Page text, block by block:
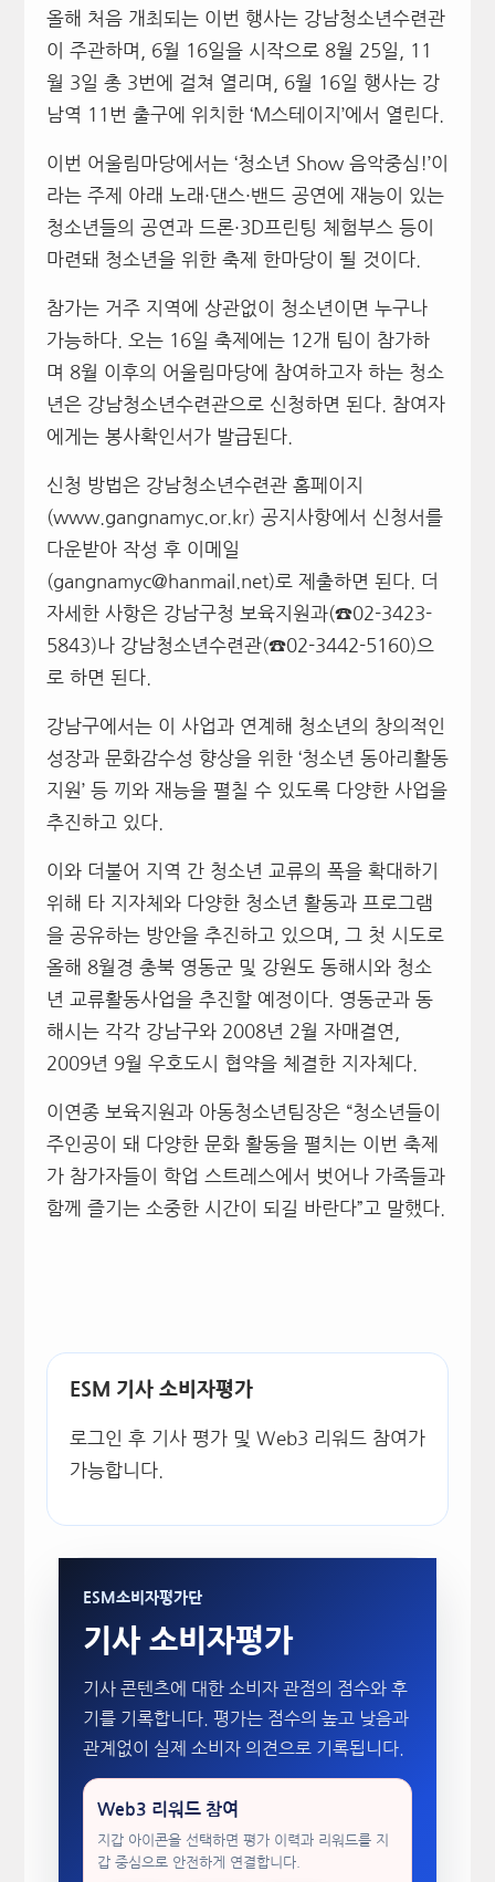
올해 처음 개최되는 이번 행사는 강남청소년수련관
이 주관하며
, 6월 16일을 시작으로 8월 25일
, 11
월 3일 총 3번에 걸쳐 열리며 , 6월 16일 행사는 강
남역 11 번 출구에 위치한 ‘M스테이지 ’에서 열린다.
이번 어울림마당에서는 ‘청소년 Show 음악중심 !’이
라는 주제 아래 노래·댄스·밴드 공연에 재능이 있는
청소년들의 공연과 드론·3D프린팅 체험부스 등이
마련돼 청소년을 위한 축제 한마당이 될 것이다.
참가는 거주 지역에 상관없이 청소년이면 누구나
가능하다. 오는 16일 축제에는 12개 팀이 참가하
며 8월 이후의 어울림마당에 참여하고자 하는 청소
년은 강남청소년수련관으로 신청하면 된다. 참여자
에게는 봉사확인서가 발급된다.
신청 방법은 강남청소년수련관 홈페이지
(www.gangnamyc.or.kr) 공지사항에서 신청서를
다운받아 작성 후 이메일
(gangnamyc@hanmail.net)로 제출하면 된다. 더
자세한 사항은 강남구청 보육지원과(☎02-3423-
5843)나 강남청소년수련관(☎02-3442-5160)으
로 하면 된다.
강남구에서는 이 사업과 연계해 청소년의 창의적인
성장과 문화감수성 향상을 위한 ‘청소년 동아리활동
지원’ 등 끼와 재능을 펼칠 수 있도록 다양한 사업을
추진하고 있다.
이와 더불어 지역 간 청소년 교류의 폭을 확대하기
위해 타 지자체와 다양한 청소년 활동과 프로그램
을 공유하는 방안을 추진하고 있으며
그 첫 시도로
올해 8월경 충북 영동군 및 강원도 동해시와 청소
년 교류활동사업을 추진할 예정이다. 영동군과 동
해시는 각각 강남구와 2008년 2월 자매결연
2009년 9월 우호도시 협약을 체결한 지자체다.
이연종 보육지원과 아동청소년팀장은 “청소년들이
주인공이 돼 다양한 문화 활동을 펼치는 이번 축제
가 참가자들이 학업 스트레스에서 벗어나 가족들과
함께 즐기는 소중한 시간이 되길 바란다”고 말했다.
ESM 기사 소비자평가
로그인 후 기사 평가 및 Web3 리워드 참여가
가능합니다.
ESM소비자평가단
기사 소비자평가
기사 콘텐츠에 대한 소비자 관점의 점수와 후
기를 기록합니다. 평가는 점수의 높고 낮음과
관계없이 실제 소비자 의견으로 기록됩니다.
Web3 리워드 참여
지갑 아이콘을 선택하면 평가 이력과 리워드를 지
갑 중심으로 안전하게 연결합니다.